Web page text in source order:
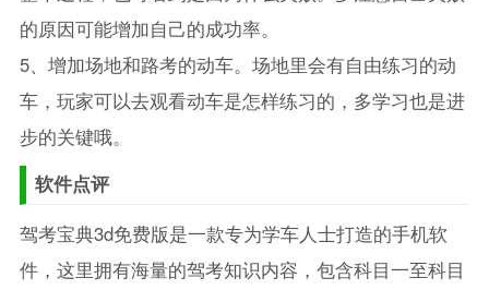
的原因可能增加自己的成功率。
5、增加场地和路考的动车。场地里会有自由练习的动
车，玩家可以去观看动车是怎样练习的，多学习也是进
步的关键哦。
软件点评
驾考宝典3d免费版是一款专为学车人士打造的手机软
件，这里拥有海量的驾考知识内容，包含科目一至科目